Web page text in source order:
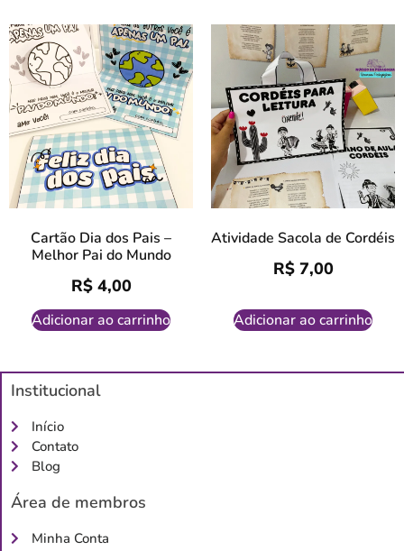
Cartão Dia dos Pais –
Melhor Pai do Mundo
R$4,00
Adicionar ao carrinho
Atividade Sacola de Cordéis
R$7,00
Adicionar ao carrinho
Institucional
Início
Contato
Blog
Área de membros
Minha Conta